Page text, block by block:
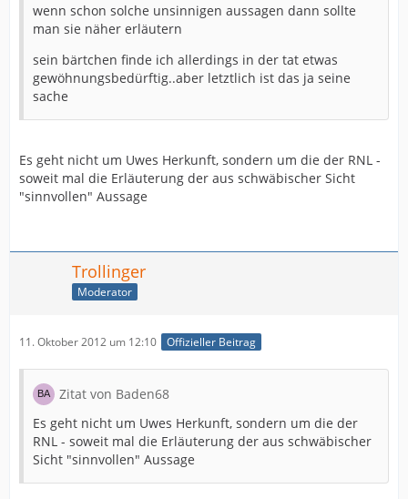
wenn schon solche unsinnigen aussagen dann sollte
man sie näher erläutern
sein bärtchen finde ich allerdings in der tat etwas
gewöhnungsbedürftig..aber letztlich ist das ja seine
sache
Es geht nicht um Uwes Herkunft, sondern um die der RNL -
soweit mal die Erläuterung der aus schwäbischer Sicht
"sinnvollen" Aussage
Trollinger
Moderator
11. Oktober 2012 um 12:10 Offizieller Beitrag
Zitat von Baden68
Es geht nicht um Uwes Herkunft, sondern um die der
RNL - soweit mal die Erläuterung der aus schwäbischer
Sicht "sinnvollen" Aussage